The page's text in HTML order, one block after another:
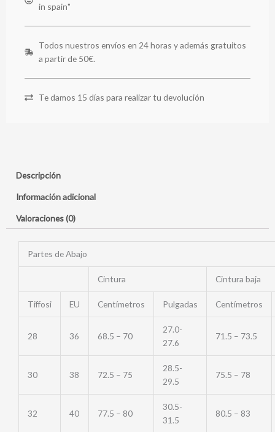
in spain"
Todos nuestros envíos en 24 horas y además gratuitos
a partir de 50€.
Te damos 15 días para realizar tu devolución
Descripción
Información adicional
Valoraciones (0)
Partes de Abajo
Cintura Cintura baja
Tiffosi EU Centímetros Pulgadas Centímetros
28 36 68.5 – 70
27.0-
27.6
71.5 – 73.5
30 38 72.5 – 75
28.5-
29.5
75.5 – 78
32 40 77.5 – 80
30.5-
31.5
80.5 – 83